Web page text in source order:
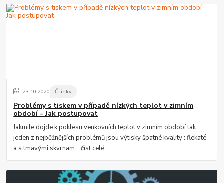
23.10.2020 Články
Problémy s tiskem v případě nízkých teplot v zimním
období – Jak postupovat
Jakmile dojde k poklesu venkovních teplot v zimním období tak
jeden z nejběžnějších problémů jsou výtisky špatné kvality : flekaté
a s tmavými skvrnam...číst celé